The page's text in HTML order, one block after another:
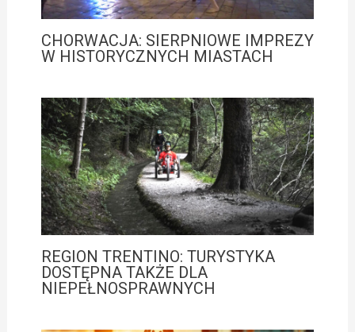
CHORWACJA: SIERPNIOWE IMPREZY
W HISTORYCZNYCH MIASTACH
REGION TRENTINO: TURYSTYKA
DOSTĘPNA TAKŻE DLA
NIEPEŁNOSPRAWNYCH